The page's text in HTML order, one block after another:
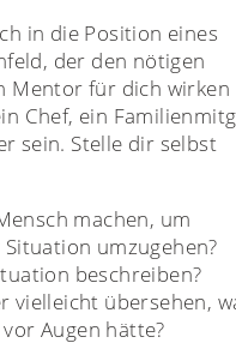
in die Position eines
der den nötigen
Mentor für dich wirken
Chef, ein
sein. Stelle dir selbst
machen, um
umzugehen?
beschreiben?
vielleicht übersehen,
Augen hätte?